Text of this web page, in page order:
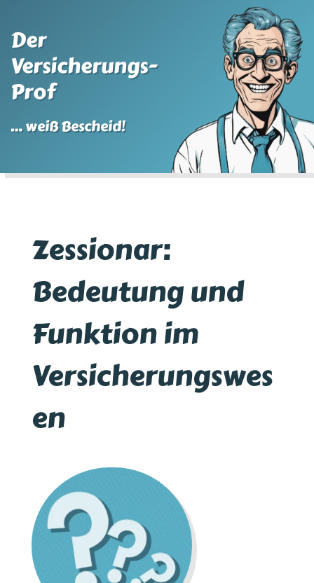
Der
Versicherungs-
Prof
… weiß Bescheid!
Zessionar:
Bedeutung und
Funktion im
Versicherungswes
en